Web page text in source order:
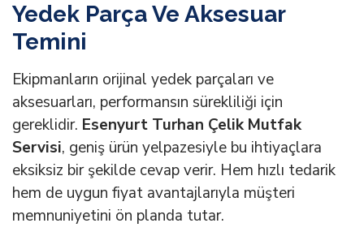
Yedek Parça Ve Aksesuar
Temini
Ekipmanların orijinal yedek parçaları ve
aksesuarları, performansın sürekliliği için
gereklidir. Esenyurt Turhan Çelik Mutfak
Servisi, geniş ürün yelpazesiyle bu ihtiyaçlara
eksiksiz bir şekilde cevap verir. Hem hızlı tedarik
hem de uygun fiyat avantajlarıyla müşteri
memnuniyetini ön planda tutar.